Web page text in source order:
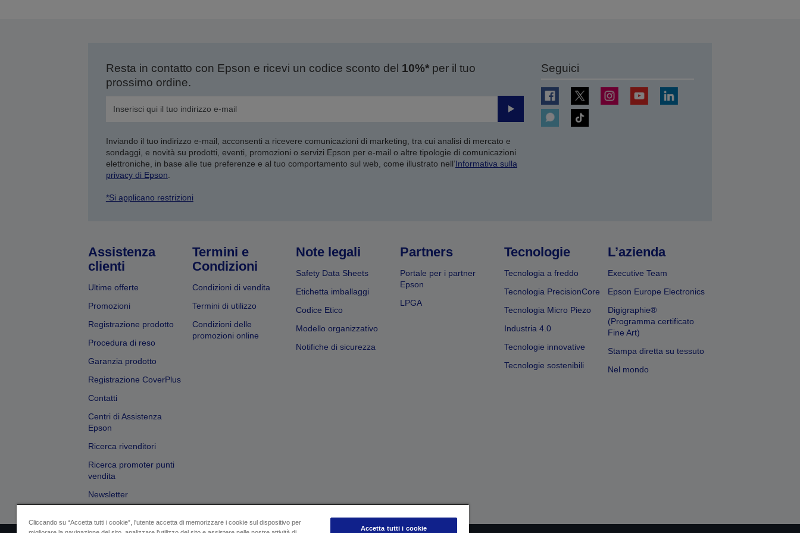
Resta in contatto con Epson e ricevi un codice sconto del 10%*per il tuo
prossimo ordine.
Invia
Inviando il tuo indirizzo e-mail, acconsenti a ricevere comunicazioni di marketing, tra cui analisi di mercato e
sondaggi, e novità su prodotti, eventi, promozioni o servizi Epson per e-mail o altre tipologie di comunicazioni
elettroniche, in base alle tue preferenze e al tuo comportamento sul web, come illustrato nell’Informativa sulla
privacy di Epson
*Si applicano restrizioni
Seguici
Assistenza
clienti
Ultime offerte
Promozioni
Registrazione prodotto
Procedura di reso
Garanzia prodotto
Registrazione CoverPlus
Contatti
Centri di Assistenza
Epson
Ricerca rivenditori
Ricerca promoter punti
vendita
Newsletter
Termini e
Condizioni
Condizioni di vendita
Termini di utilizzo
Condizioni delle
promozioni online
Note legali
Safety Data Sheets
Etichetta imballaggi
Codice Etico
Modello organizzativo
Notifiche di sicurezza
Partners
Portale per i partner
Epson
LPGA
Tecnologie
Tecnologia a freddo
Tecnologia PrecisionCore
Tecnologia Micro Piezo
Industria 4.0
Tecnologie innovative
Tecnologie sostenibili
L’azienda
Executive Team
Epson Europe Electronics
Digigraphie®
(Programma certificato
Fine Art)
Stampa diretta su tessuto
Nel mondo
Cliccando su “Accetta tutti i cookie”, l'utente accetta di memorizzare i cookie sul dispositivo per
Accetta tutti i cookie